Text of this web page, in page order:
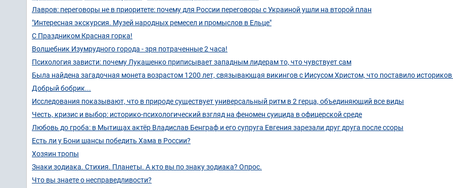
Лавров: переговоры не в приоритете: почему для России переговоры с Украиной ушли на второй план
"Интересная экскурсия. Музей народных ремесел и промыслов в Ельце"
С Праздником Красная горка!
Волшебник Изумрудного города - зря потраченные 2 часа!
Психология зависти: почему Лукашенко приписывает западным лидерам то, что чувствует сам
Была найдена загадочная монета возрастом 1200 лет, связывающая викингов с Иисусом Христом, что поставило историков
Добрый бобрик...
Исследования показывают, что в природе существует универсальный ритм в 2 герца, объединяющий все виды
Честь, кризис и выбор: историко-психологический взгляд на феномен суицида в офицерской среде
Любовь до гроба: в Мытищах актёр Владислав Бенграф и его супруга Евгения зарезали друг друга после ссоры
Есть ли у Бони шансы победить Хама в России?
Хозяин тропы
Знаки зодиака. Стихия. Планеты. А кто вы по знаку зодиака? Опрос.
Что вы знаете о несправедливости?